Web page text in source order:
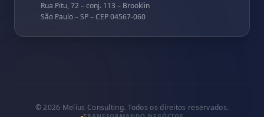
Rua Pitu, 72 – conj. 113 – Brooklin
São Paulo – SP – CEP 04567-060
©2026 Melius Consulting. Todos os direitos reservados.